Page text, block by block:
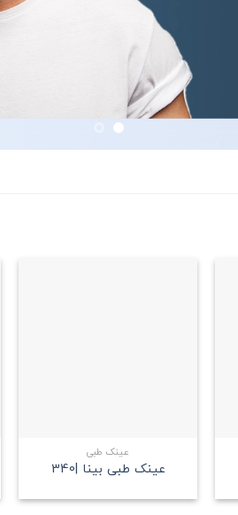
عینک طبی
عینک طبی بینا |340